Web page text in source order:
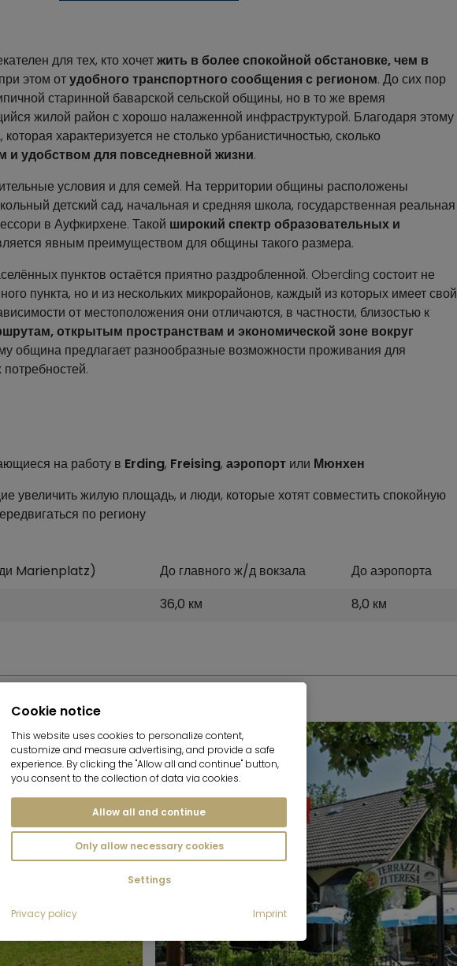
для тех, кто хочетжить в более спокойной обстановке, чем в
этом отудобного транспортного сообщения с регионом. До сих пор
старинной баварской сельской общины, но в то же время
жилой район с хорошо налаженной инфраструктурой. Благодаря этому
характеризуется не столько урбанистичностью, сколько
и удобством для повседневной жизни.
условия и для семей. На территории общины расположены
детский сад, начальная и средняя школа, государственная реальная
в Ауфкирхене. Такой широкий спектр образовательных и
явным преимуществом для общины такого размера.
пунктов остаётся приятно раздробленной. Oberding состоит не
пункта, но и из нескольких микрорайонов, каждый из которых имеет свой
от местоположения они отличаются, в частности, близостью к
открытым пространствам и экономической зоне вокруг
община предлагает разнообразные возможности проживания для
на работу в Erding, Freising, аэропорт или Мюнхен
увеличить жилую площадь, и люди, которые хотят совместить спокойную
по региону
Marienplatz) До главного ж/д вокзала
До аэропорта
36,0 км 8,0 км
Cookie notice
This website uses cookies to personalize content,
customize and measure advertising, and provide a safe
experience. By clicking the "Allow all and continue" button,
you consent to the collection of data via cookies.
Allow all and continue
Only allow necessary cookies
Settings
Privacy policy Imprint